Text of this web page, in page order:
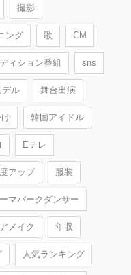
撮影
ング 歌 CM
ィション番組 sns
デル 舞台出演
韓国アイドル
Eテレ
アップ 服装
マパークダンサー
メイク 年収
人気ランキング